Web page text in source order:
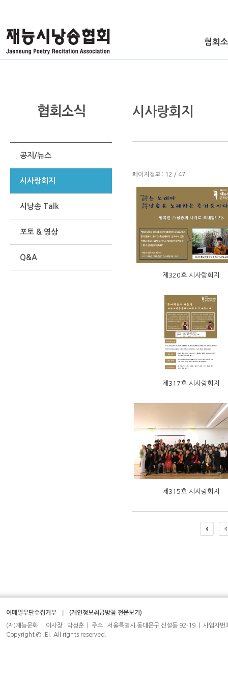
협회
공지/뉴스
시사랑회지
시낭송 Talk
포토 & 영상
Q&A
시사랑회지
페이지정보 : 12 / 47
제320호 시사랑회지
제317호 시사랑회지
제315호 시사랑회지
이메일무단수집거부 (개인정보취급방침 전문보기)
(재)재능문화 | 이사장 : 박성훈 | 주소 : 서울특별시 동대문구 신설동 92-19 | 사업
Copyright © JEI. All rights reserved.